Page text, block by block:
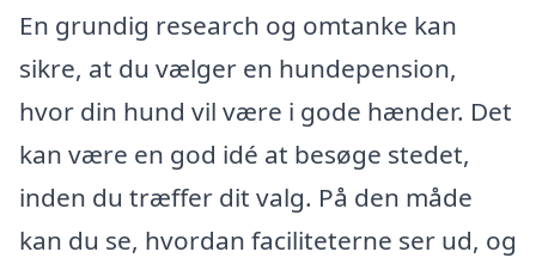
En grundig research og omtanke kan
sikre, at du vælger en hundepension,
hvor din hund vil være i gode hænder. Det
kan være en god idé at besøge stedet,
inden du træffer dit valg. På den måde
kan du se, hvordan faciliteterne ser ud, og